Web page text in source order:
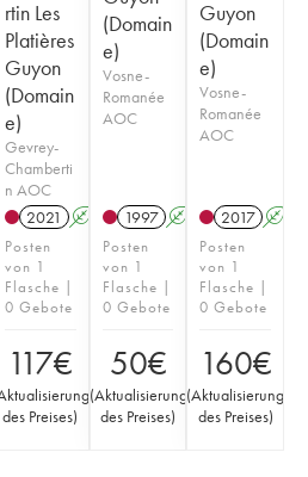
rtin Les
Platières
Guyon
(Domain
e)
Gevrey-
Chamberti
n AOC
2021
A
Posten
von 1
Flasche |
0 Gebote
117€
des Preises)
(Domain
e)
Vosne-
Romanée
AOC
1997 A
Posten
von 1
Flasche |
0 Gebote
50€
(Aktualisierung
des Preises)
Guyon
(Domain
e)
Vosne-
Romanée
AOC
2017 A
Posten
von 1
Flasche |
0 Gebote
160€
(Aktualisierung
des Preises)